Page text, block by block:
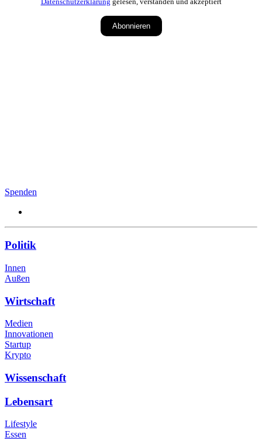
Abonnieren
Spenden
Politik
Innen
Außen
Wirtschaft
Medien
Innovationen
Startup
Krypto
Wissenschaft
Lebensart
Lifestyle
Essen